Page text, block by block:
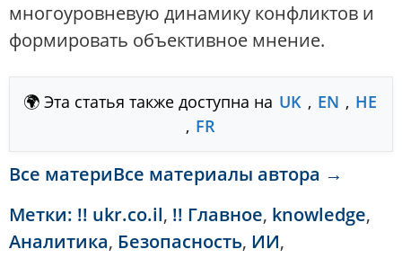
многоуровневую динамику конфликтов и
формировать объективное мнение.
🌍 Эта статья также доступна на UK , EN , HE
, FR
Все материВсе материалы автора →
Метки: !! ukr.co.il, !! Главное, knowledge,
Аналитика, Безопасность, ИИ,